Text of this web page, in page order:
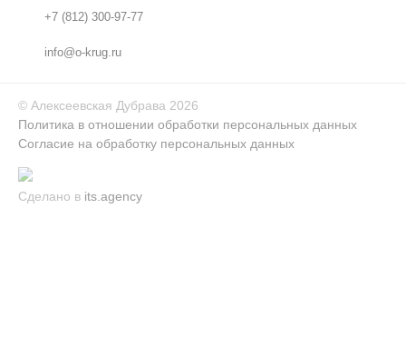
+7 (812) 300-97-77
info@o-krug.ru
© Алексеевская Дубрава 2026
Политика в отношении обработки персональных данных
Согласие на обработку персональных данных
Сделано в its.agency